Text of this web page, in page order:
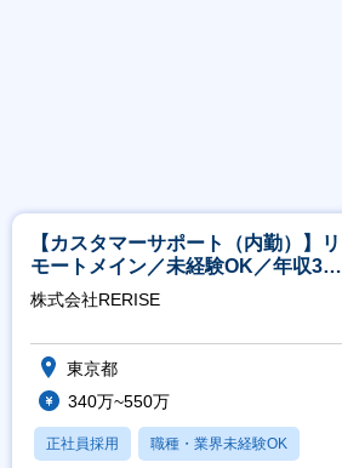
【カスタマーサポート（内勤）】リ
モートメイン／未経験OK／年収340
万～／年間休日125日
株式会社RERISE
東京都
340万~550万
正社員採用 職種・業界未経験OK